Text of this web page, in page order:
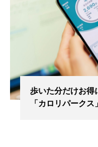
歩いた分だけお得
「カロリパーク